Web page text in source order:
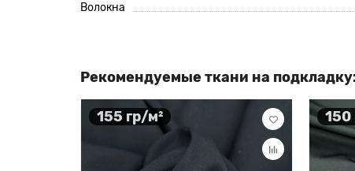
Волокна
Рекомендуемые ткани на
155 гр/м² 150